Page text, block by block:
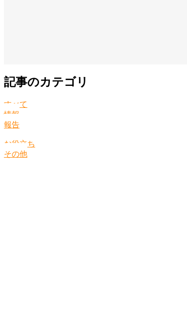
記事のカテゴリ
すべて
情報
報告
お役立ち
その他